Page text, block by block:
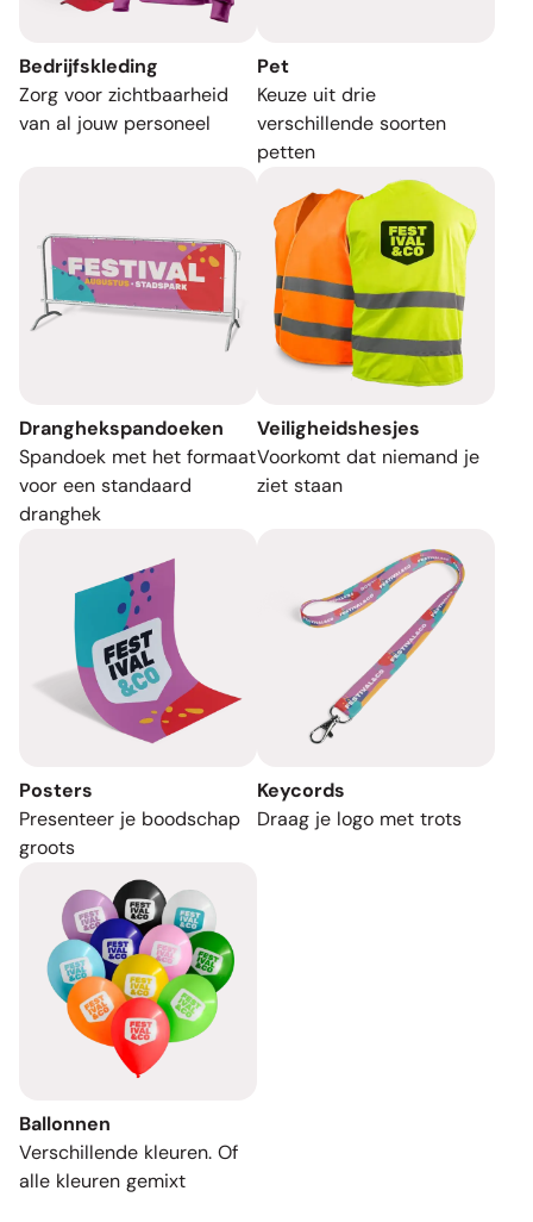
Bedrijfskleding
Zorg voor zichtbaarheid
van al jouw personeel
Pet
Keuze uit drie
verschillende soorten
petten
Dranghekspandoeken
Spandoek met het formaat
voor een standaard
dranghek
Veiligheidshesjes
Voorkomt dat niemand je
ziet staan
Posters
Presenteer je boodschap
groots
Keycords
Draag je logo met trots
Ballonnen
Verschillende kleuren. Of
alle kleuren gemixt